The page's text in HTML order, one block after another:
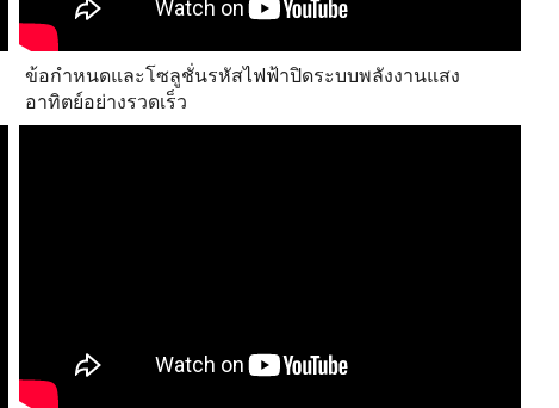
ข้อกําหนดและโซลูชั่นรหัสไฟฟ้าปิดระบบพลังงานแสง
อาทิตย์อย่างรวดเร็ว